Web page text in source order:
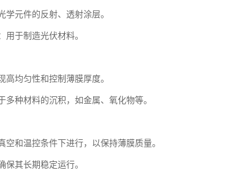
元件的反射、透射涂层。
于制造光伏材料。
均匀性和控制薄膜厚度。
种材料的沉积，如金属、氧化物等。
空和温控条件下进行，以保持薄膜质量。
保其长期稳定运行。